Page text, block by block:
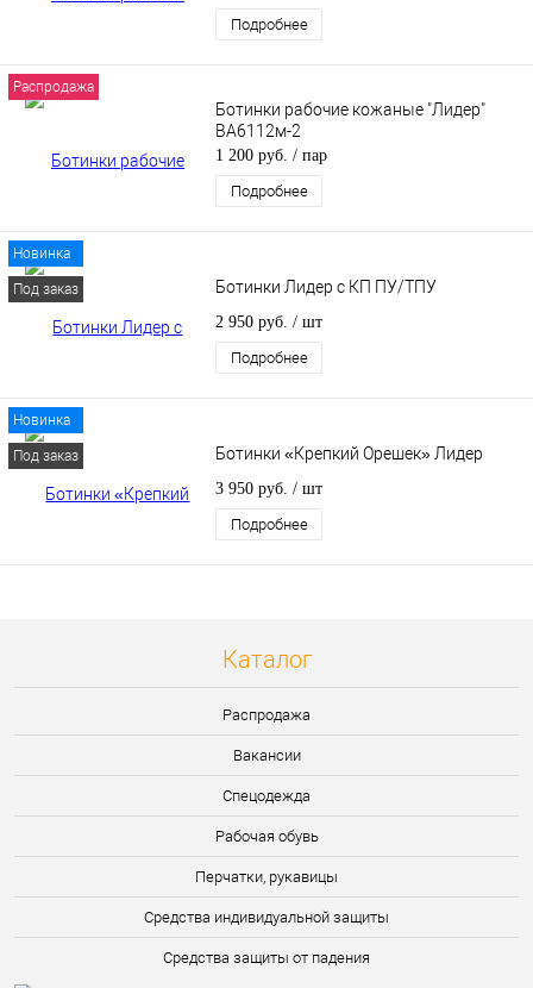
Подробнее
Распродажа
Ботинки рабочие кожаные "Лидер"
ВА6112м-2
1 200 руб. / пар
Подробнее
Новинка
Под заказ Ботинки Лидер с КП ПУ/ТПУ
2 950 руб. / шт
Подробнее
Новинка
Под заказ Ботинки «Крепкий Орешек» Лидер
3 950 руб. / шт
Подробнее
Каталог
Распродажа
Вакансии
Спецодежда
Рабочая обувь
Перчатки, рукавицы
Средства индивидуальной защиты
Средства защиты от падения